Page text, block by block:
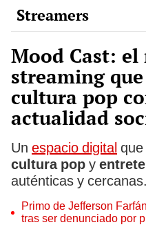
Streamers
Mood Cast:
streaming
cultura pop
actualidad
Un espacio digital
cultura pop y
auténticas y cercanas.
Primo de Jefferson
tras ser denunciado por